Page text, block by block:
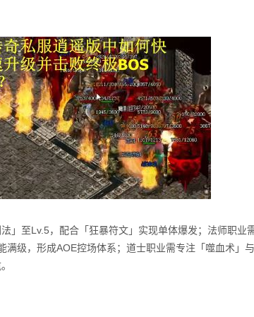
」至Lv.5，配合「狂暴符文」实现单体爆发；法师职业
满级，形成AOE控场体系；道士职业需专注「噬血术」